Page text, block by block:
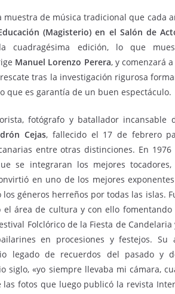
de música tradicional que cada
(Magisterio) en el Salón de
cuadragésima edición, lo que
Manuel Lorenzo Perera, y comenzará
tras la investigación rigurosa
que es garantía de un buen espectáculo.
fotógrafo y batallador incansable
Cejas, fallecido el 17 de febrero
entre otras distinciones. En
se integraran los mejores
en uno de los mejores
géneros herreños por todas las islas.
área de cultura y con ello fomentando
Folclórico de la Fiesta de Candelaria
en procesiones y festejos. Su
legado de recuerdos del pasado y
siglo, «yo siempre llevaba mi cámara,
fotos que luego publicó la revista